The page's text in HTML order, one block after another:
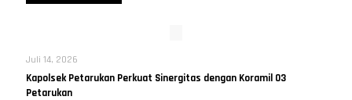
Juli 14, 2026
Kapolsek Petarukan Perkuat Sinergitas dengan Koramil 03
Petarukan